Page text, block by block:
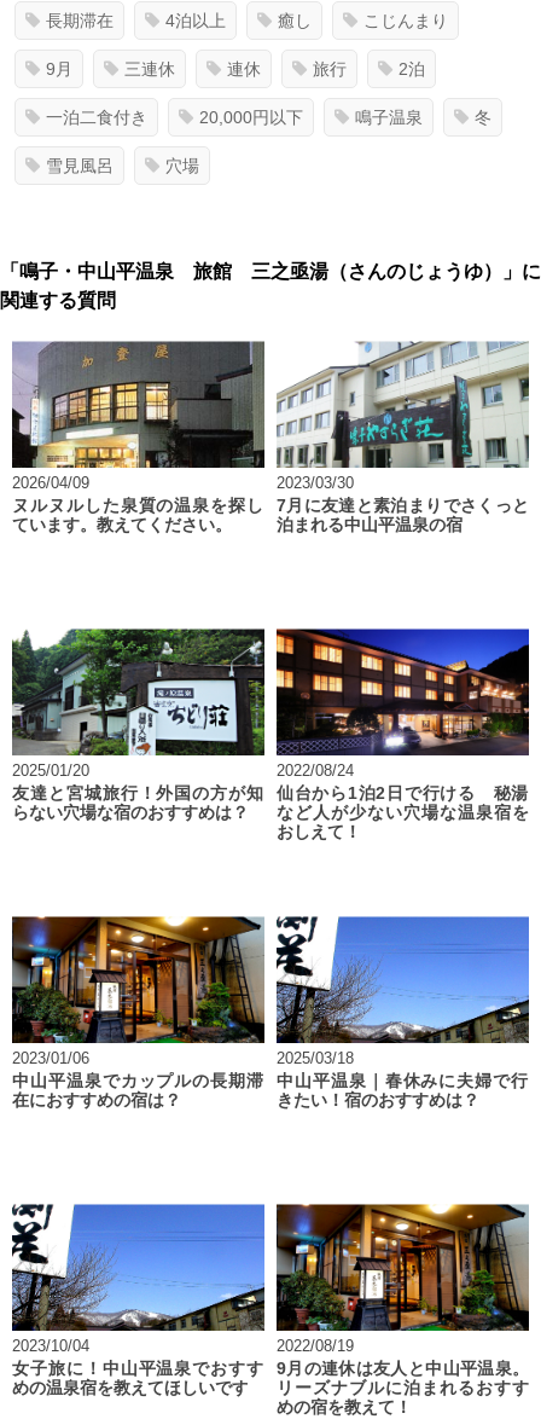
長期滞在 4泊以上 癒し こじんまり
9月 三連休 連休 旅行 2泊
一泊二食付き 20,000円以下 鳴子温泉 冬
雪見風呂 穴場
「鳴子・中山平温泉 旅館 三之亟湯（さんのじょうゆ）」に
関連する質問
2026/04/09
ヌルヌルした泉質の温泉を探し
ています。教えてください。
2023/03/30
7月に友達と素泊まりでさくっと
泊まれる中山平温泉の宿
2025/01/20
友達と宮城旅行！外国の方が知
らない穴場な宿のおすすめは？
2022/08/24
仙台から1泊2日で行ける 秘湯
など人が少ない穴場な温泉宿を
おしえて！
2023/01/06
中山平温泉でカップルの長期滞
在におすすめの宿は？
2025/03/18
中山平温泉｜春休みに夫婦で行
きたい！宿のおすすめは？
2023/10/04
女子旅に！中山平温泉でおすす
めの温泉宿を教えてほしいです
2022/08/19
9月の連休は友人と中山平温泉。
リーズナブルに泊まれるおすす
めの宿を教えて！